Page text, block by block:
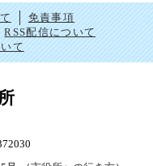
免責事項
RSS配信について
て